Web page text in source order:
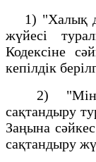
1) "Халық
жүйесі
Кодексіне
кепілдік
2)
сақтандыру
Заңына
сақтандыру